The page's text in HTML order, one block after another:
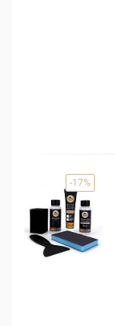
-17%